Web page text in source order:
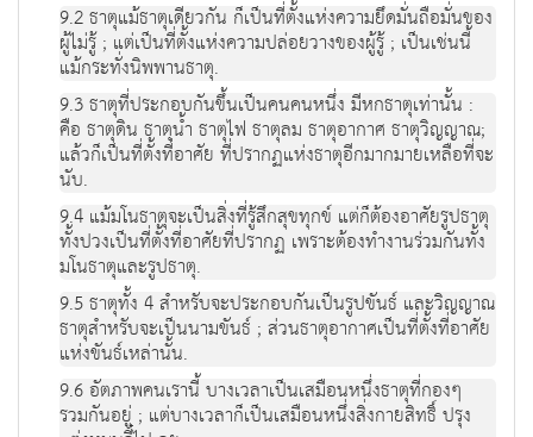
9.2 ธาตุแม้ธาตุเดียวกัน ก็เป็นที่ตั้งแห่งความยึดมั่นถือมั่นของ
ผู้ไม่รู้ ; แต่เป็นที่ตั้งแห่งความปล่อยวางของผู้รู้ ; เป็นเช่นนี้
แม้กระทั่งนิพพานธาตุ.
9.3 ธาตุที่ประกอบกันขึ้นเป็นคนคนหนึ่ง มีหกธาตุเท่านั้น :
คือ ธาตุดิน ธาตุน้ำ ธาตุไฟ ธาตุลม ธาตุอากาศ ธาตุวิญญาณ;
แล้วก็เป็นที่ตั้งที่อาศัย ที่ปรากฏแห่งธาตุอีกมากมายเหลือที่จะ
นับ.
9.4 แม้มโนธาตุจะเป็นสิ่งที่รู้สึกสุขทุกข์ แต่ก็ต้องอาศัยรูปธาตุ
ทั้งปวงเป็นที่ตั้งที่อาศัยที่ปรากฏ เพราะต้องทำงานร่วมกันทั้ง
มโนธาตุและรูปธาตุ.
9.5 ธาตุทั้ง 4 สำหรับจะประกอบกันเป็นรูปขันธ์ และวิญญาณ
ธาตุสำหรับจะเป็นนามขันธ์ ; ส่วนธาตุอากาศเป็นที่ตั้งที่อาศัย
แห่งขันธ์เหล่านั้น.
9.6 อัตภาพคนเรานี้ บางเวลาเป็นเสมือนหนึ่งธาตุที่กองๆ
รวมกันอยู่ ; แต่บางเวลาก็เป็นเสมือนหนึ่งสิ่งกายสิทธิ์ ปรุง